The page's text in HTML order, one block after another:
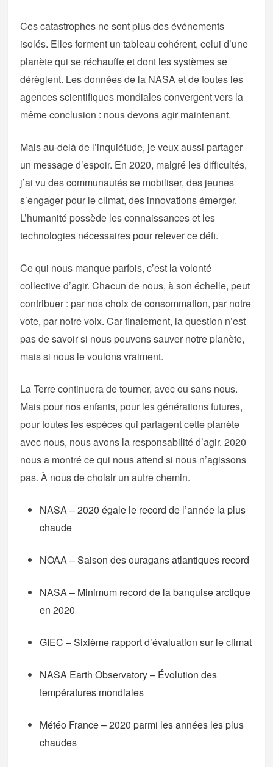
Ces catastrophes ne sont plus des événements
isolés. Elles forment un tableau cohérent, celui d’une
planète qui se réchauffe et dont les systèmes se
dérèglent. Les données de la NASA et de toutes les
agences scientifiques mondiales convergent vers la
même conclusion : nous devons agir maintenant.
Mais au-delà de l’inquiétude, je veux aussi partager
un message d’espoir. En 2020, malgré les difficultés,
j’ai vu des communautés se mobiliser, des jeunes
s’engager pour le climat, des innovations émerger.
L’humanité possède les connaissances et les
technologies nécessaires pour relever ce défi.
Ce qui nous manque parfois, c’est la volonté
collective d’agir. Chacun de nous, à son échelle, peut
contribuer : par nos choix de consommation, par notre
vote, par notre voix. Car finalement, la question n’est
pas de savoir si nous pouvons sauver notre planète,
mais si nous le voulons vraiment.
La Terre continuera de tourner, avec ou sans nous.
Mais pour nos enfants, pour les générations futures,
pour toutes les espèces qui partagent cette planète
avec nous, nous avons la responsabilité d’agir. 2020
nous a montré ce qui nous attend si nous n’agissons
pas. À nous de choisir un autre chemin.
NASA – 2020 égale le record de l’année la plus
chaude
NOAA – Saison des ouragans atlantiques record
NASA – Minimum record de la banquise arctique
en 2020
GIEC – Sixième rapport d’évaluation sur le climat
NASA Earth Observatory – Évolution des
températures mondiales
Météo France – 2020 parmi les années les plus
chaudes